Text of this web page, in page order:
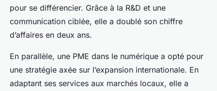
pour se différencier. Grâce à la R&D et une
communication ciblée, elle a doublé son chiffre
d’affaires en deux ans.
En parallèle, une PME dans le numérique a opté pour
une stratégie axée sur l’expansion internationale. En
adaptant ses services aux marchés locaux, elle a